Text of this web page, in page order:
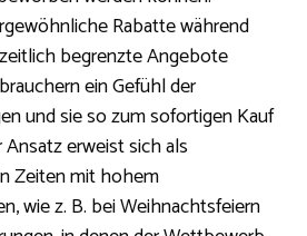
Rabatte während
begrenzte Angebote
ein Gefühl der
und sie so zum sofortigen Kauf
erweist sich als
Zeiten mit hohem
wie z. B. bei Weihnachtsfeiern